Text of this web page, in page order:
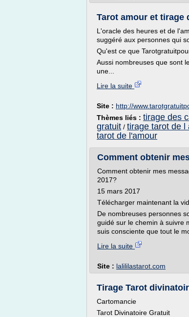
Tarot amour et tirage
L'oracle des heures et de
suggéré aux personnes qui
Qu'est ce que
Aussi nombreuses que sont
une...
Lire la suite
Site : http://
Thèmes liés : tirage des
gratuit / tirage tarot de l
tarot de l'amour
Comment obtenir
Comment obtenir mes
2017?
15 mars 2017
Télécharger maintenant la
De nombreuses personnes
guidé sur le chemin à suivre
suis consciente que tout le
Lire la suite
Site : lalililastarot.com
Tirage Tarot
Cartomancie
Tarot Divinatoire Gratuit